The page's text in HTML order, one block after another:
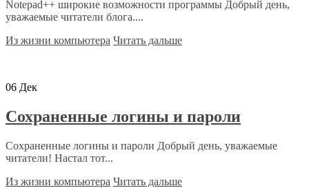
Notepad++ широкие возможности программы Добрый день,
уважаемые читатели блога....
Из жизни компьютера Читать дальше
06 Дек
Сохраненные логины и пароли
Сохраненные логины и пароли Добрый день, уважаемые
читатели! Настал тот...
Из жизни компьютера Читать дальше